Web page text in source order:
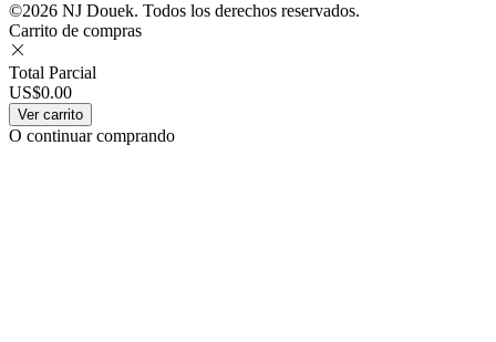
©2026 NJ Douek. Todos los derechos reservados.
Carrito de compras
Total Parcial
US$0.00
Ver carrito
O continuar comprando